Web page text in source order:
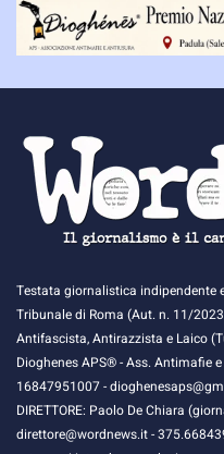
Testata giornalistica indipendente
Tribunale di Roma (Aut. n. 11/
Antifascista, Antirazzista e Laico
Dioghenes APS® - Ass. Antimafie
16847951007 -
DIRETTORE: Paolo De Chiara
direttore@wordnews.it -